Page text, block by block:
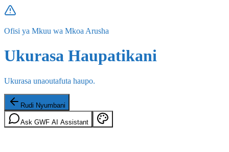
Ofisi ya Mkuu wa Mkoa Arusha
Ukurasa Haupatikani
Ukurasa unaoutafuta haupo.
Rudi Nyumbani
Ask GWF AI Assistant